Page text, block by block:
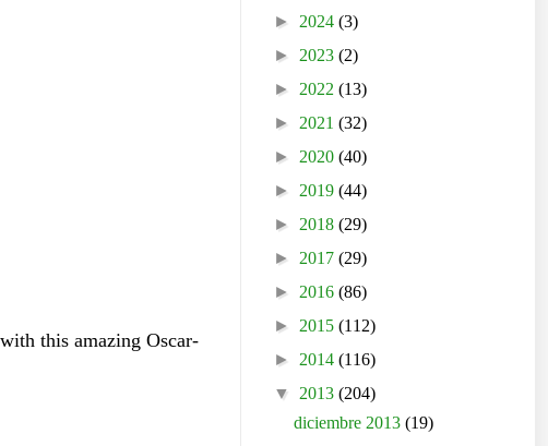
this amazing Oscar-
► 2024 (3)
► 2023 (2)
► 2022 (13)
► 2021 (32)
► 2020 (40)
► 2019 (44)
► 2018 (29)
► 2017 (29)
► 2016 (86)
► 2015 (112)
► 2014 (116)
▼ 2013 (204)
diciembre 2013(19)